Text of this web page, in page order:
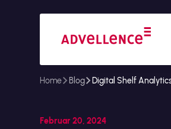
Home Blog
Februar 20, 2024